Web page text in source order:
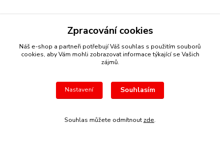
Zpracování cookies
Náš e-shop a partneři potřebují Váš souhlas s použitím souborů
cookies, aby Vám mohli zobrazovat informace týkající se Vašich
zájmů.
Nastavení Souhlasím
Souhlas můžete odmítnout zde.